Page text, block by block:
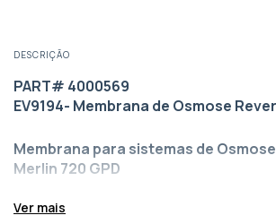
DESCRIÇÃO
PART# 4000569
EV9194- Membrana de Osmose
Membrana para sistemas de
Merlin 720 GPD
As membranas devem ser trocadas
Ver mais